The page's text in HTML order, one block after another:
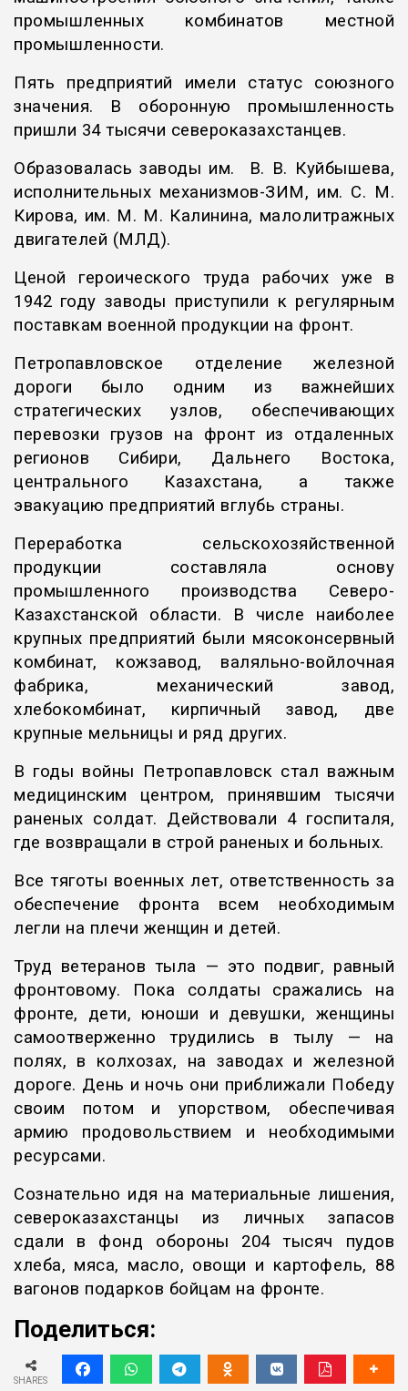
промышленных комбинатов местной
промышленности.
Пять предприятий имели статус союзного
значения. В оборонную промышленность
пришли 34 тысячи североказахстанцев.
Образовалась заводы им. В. В. Куйбышева,
исполнительных механизмов-ЗИМ, им. С. М.
Кирова, им. М. М. Калинина, малолитражных
двигателей (МЛД).
Ценой героического труда рабочих уже в
1942 году заводы приступили к регуляр­ным
поставкам военной продукции на фронт.
Петропавловское отделение железной
дороги было одним из важнейших
стратегических узлов, обеспечивающих
перевозки грузов на фронт из отдаленных
регионов Сибири, Дальнего Востока,
центрального Казахстана, а также
эвакуацию предприятий вглубь страны.
Переработка сельскохозяйственной
продукции составляла основу
промышленного производства Северо-
Казахстанской области. В числе наиболее
крупных предприятий были мясоконсервный
ком­бинат, кожзавод, валяльно-войлочная
фабрика, ме­ханический завод,
хлебокомбинат, кирпичный завод, две
крупные мельницы и ряд других.
В годы войны Петропавловск стал важным
медицинским центром, принявшим тысячи
раненых солдат. Действовали 4 госпиталя,
где возвращали в строй раненых и больных.
Все тяготы военных лет, ответственность за
обеспечение фронта всем необходимым
легли на плечи женщин и детей.
Труд ветеранов тыла — это подвиг, равный
фронтовому. Пока солдаты сражались на
фронте, дети, юноши и девушки, женщины
самоотверженно трудились в тылу — на
полях, в колхозах, на заводах и железной
дороге. День и ночь они приближали Победу
своим потом и упорством, обеспечивая
армию продовольствием и необходимыми
ресурсами.
Сознательно идя на материальные лишения,
североказахстанцы из личных запасов
сдали в фонд обороны 204 тысяч пудов
хлеба, мяса, масло, овощи и картофель, 88
вагонов подарков бойцам на фронте.
Поделиться:
SHARES